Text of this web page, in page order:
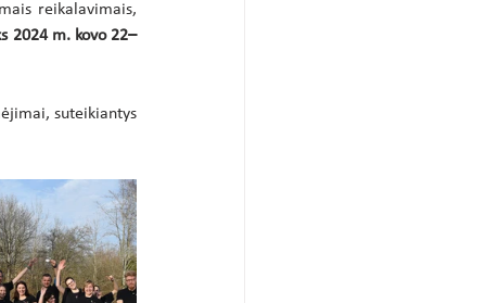
reikalavimais,
2024 m. kovo 22–
suteikiantys